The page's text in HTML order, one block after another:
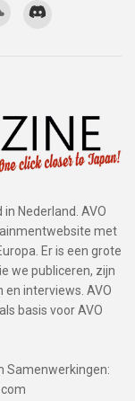
Nederland. AVO
met
Er is een grote
we publiceren, zijn
interviews. AVO
basis voor AVO
Samenwerkingen: